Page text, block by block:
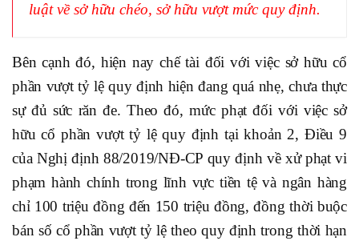
luật về sở hữu chéo, sở hữu vượt mức quy định.
Bên cạnh đó, hiện nay chế tài đối với việc sở hữu cổ
phần vượt tỷ lệ quy định hiện đang quá nhẹ, chưa thực
sự đủ sức răn đe. Theo đó, mức phạt đối với việc sở
hữu cổ phần vượt tỷ lệ quy định tại khoản 2, Điều 9
của Nghị định 88/2019/NĐ-CP quy định về xử phạt vi
phạm hành chính trong lĩnh vực tiền tệ và ngân hàng
chỉ 100 triệu đồng đến 150 triệu đồng, đồng thời buộc
bán số cổ phần vượt tỷ lệ theo quy định trong thời hạn